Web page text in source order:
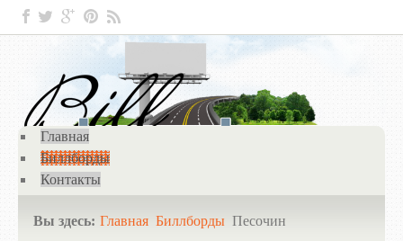
Главная
Биллборды
Контакты
Вы здесь: Главная Биллборды Песочин